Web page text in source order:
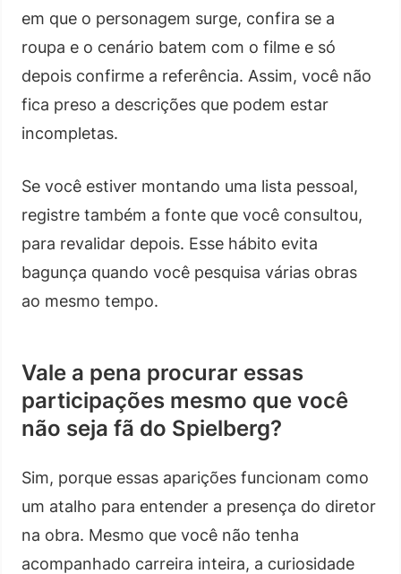
em que o personagem surge, confira se a
roupa e o cenário batem com o filme e só
depois confirme a referência. Assim, você não
fica preso a descrições que podem estar
incompletas.
Se você estiver montando uma lista pessoal,
registre também a fonte que você consultou,
para revalidar depois. Esse hábito evita
bagunça quando você pesquisa várias obras
ao mesmo tempo.
Vale a pena procurar essas
participações mesmo que você
não seja fã do Spielberg?
Sim, porque essas aparições funcionam como
um atalho para entender a presença do diretor
na obra. Mesmo que você não tenha
acompanhado carreira inteira, a curiosidade